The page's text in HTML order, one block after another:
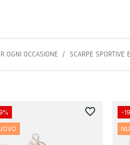
OGNI OCCASIONE SCARPE SPORTIVE
favorite_border -